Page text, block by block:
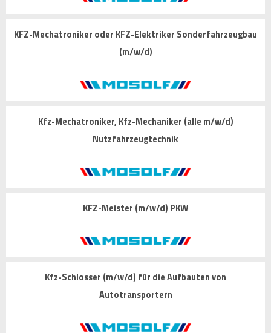
KFZ-Mechatroniker oder KFZ-Elektriker Sonderfahrzeugbau
(m/w/d)
Kfz-Mechatroniker, Kfz-Mechaniker (alle m/w/d)
Nutzfahrzeugtechnik
KFZ-Meister (m/w/d) PKW
Kfz-Schlosser (m/w/d) für die Aufbauten von
Autotransportern